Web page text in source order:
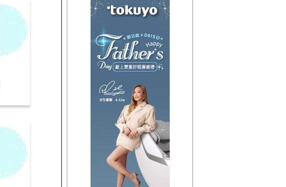
【HitFm正在進行】
HITO西洋排行榜-elsa
【Next】
(聯播)HIT週末!-GiGi
【HitFm正在進行】
(聯播)
HITO西洋排行榜-elsa
(聯播)HIT週末!-GiGi